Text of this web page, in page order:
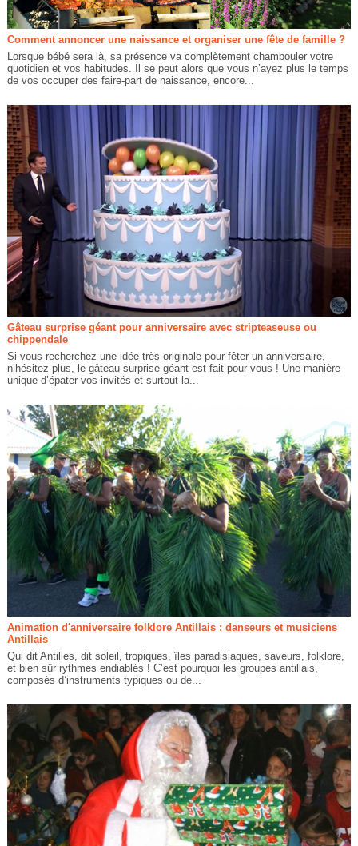
Comment annoncer une naissance et organiser une fête de famille ?
Lorsque bébé sera là, sa présence va complètement chambouler votre
quotidien et vos habitudes. Il se peut alors que vous n’ayez plus le temps
de vos occuper des faire-part de naissance, encore...
Gâteau surprise géant pour anniversaire avec stripteaseuse ou
chippendale
Si vous recherchez une idée très originale pour fêter un anniversaire,
n’hésitez plus, le gâteau surprise géant est fait pour vous ! Une manière
unique d’épater vos invités et surtout la...
Animation d'anniversaire folklore Antillais : danseurs et musiciens
Antillais
Qui dit Antilles, dit soleil, tropiques, îles paradisiaques, saveurs, folklore,
et bien sûr rythmes endiablés ! C’est pourquoi les groupes antillais,
composés d’instruments typiques ou de...